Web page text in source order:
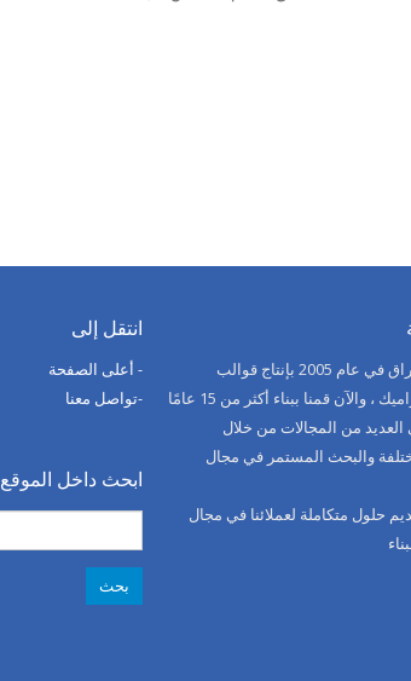
بدأت قصة البراق في عام 2005 بإنتاج قوالب
لصناعة السيراميك ، والآن قمنا ببناء أكثر من 15 عامًا
من المجالات من خلال
والبحث المستمر في مجال
حلول متكاملة لعملائنا في مجال
انتقل إلى
- أعلى الصفحة
-تواصل معنا
ابحث داخل الموقع
عن: